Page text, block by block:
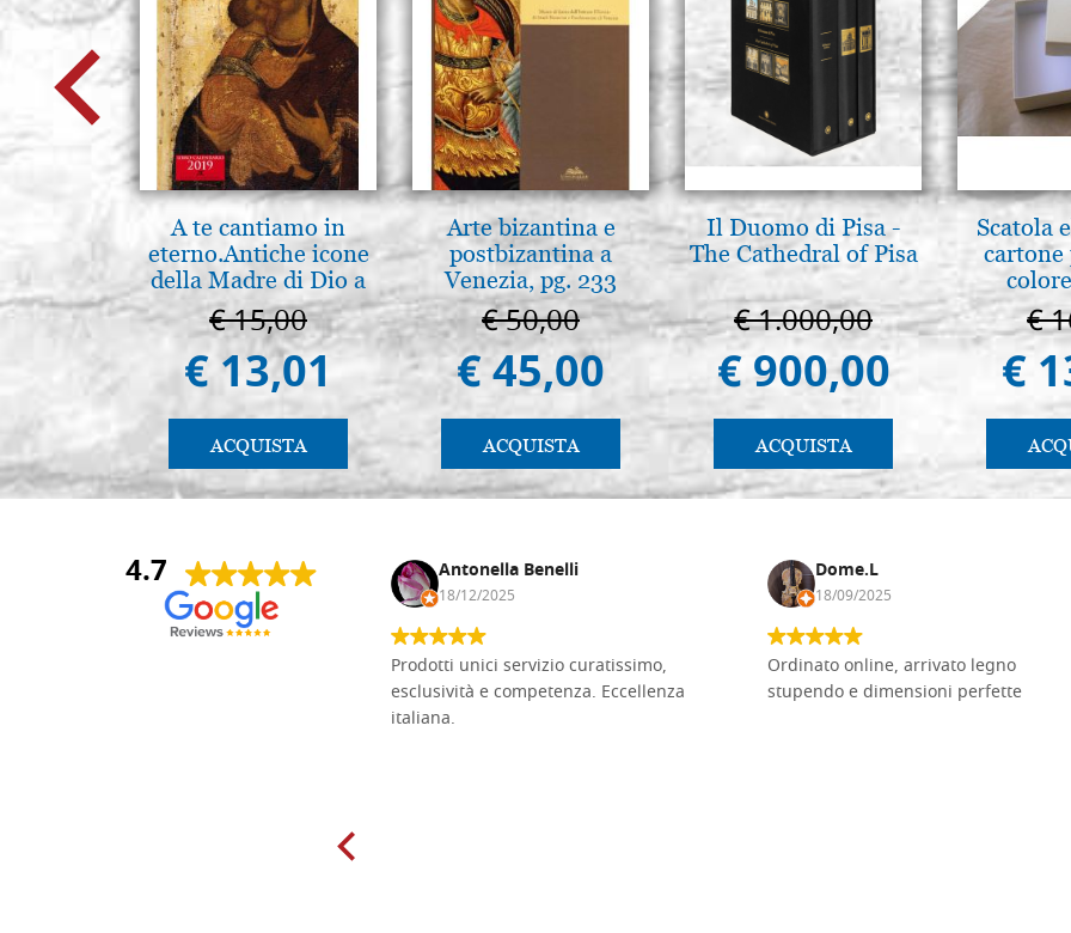
A te cantiamo in
eterno.Antiche icone
della Madre di Dio a
Vladimir e Suzdal
(libro-cal. 2019)
€ 15,00
€ 13,01
ACQUISTA
Arte bizantina e
postbizantina a
Venezia, pg. 233
€ 50,00
€ 45,00
ACQUISTA
Il Duomo di Pisa -
The Cathedral of Pisa
€ 1.000,00
€ 900,00
ACQUISTA
Scatola
cartone
€
€
4.7
Andrea Monguzzi Antonella Benelli
18/12/2025
Prodotti unici servizio curatissimo,
esclusività e competenza. Eccellenza
italiana.
Dome.L
18/09/2025
Ordinato online, arrivato legno
stupendo e dimensioni perfette